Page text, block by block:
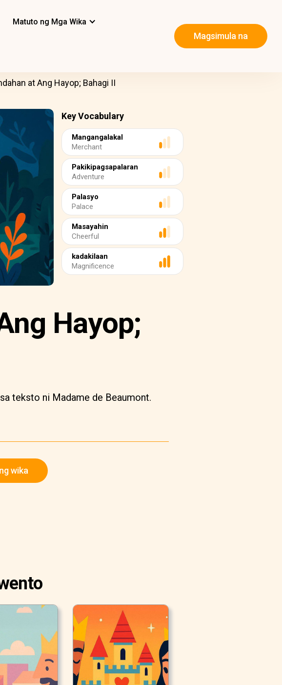
Matuto ng Mga Wika
Magsimula na
at Ang Hayop; Bahagi II
Key Vocabulary
Mangangalakal
Merchant
Pakikipagsapalaran
Adventure
Palasyo
Palace
Masayahin
Cheerful
kadakilaan
Magnificence
Hayop;
teksto ni Madame de Beaumont.
wika